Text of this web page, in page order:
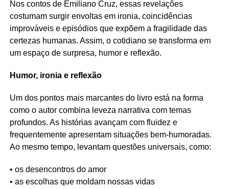
Nos contos de Emiliano Cruz, essas revelações
costumam surgir envoltas em ironia, coincidências
improváveis e episódios que expõem a fragilidade das
certezas humanas. Assim, o cotidiano se transforma em
um espaço de surpresa, humor e reflexão.
Humor, ironia e reflexão
Um dos pontos mais marcantes do livro está na forma
como o autor combina leveza narrativa com temas
profundos. As histórias avançam com fluidez e
frequentemente apresentam situações bem-humoradas.
Ao mesmo tempo, levantam questões universais, como:
• os desencontros do amor
• as escolhas que moldam nossas vidas